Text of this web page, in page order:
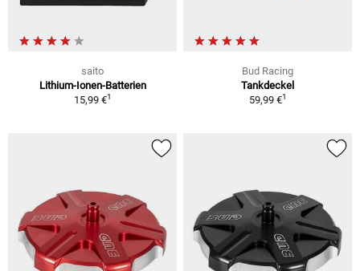
saito
Lithium-Ionen-Batterien
15,99 €1
Bud Racing
Tankdeckel
59,99 €1